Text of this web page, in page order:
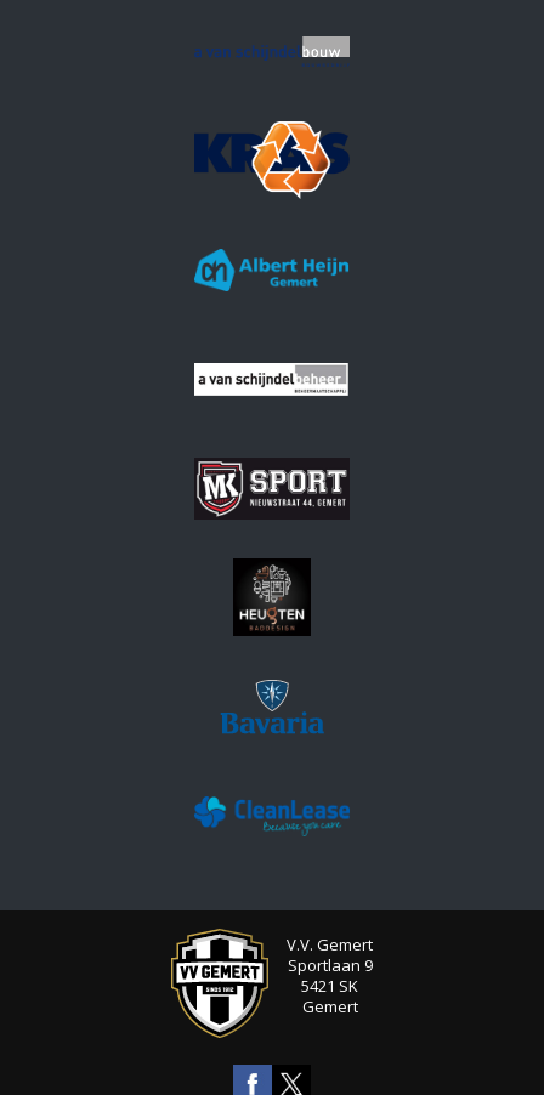
V.V. Gemert
Sportlaan 9
5421 SK
Gemert